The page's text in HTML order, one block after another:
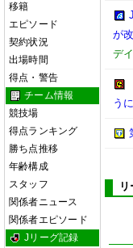
移籍
エピソード
契約状況
出場時間
得点・警告
チーム情報
競技場
得点ランキング
勝ち点推移
年齢構成
スタッフ
関係者ニュース
関係者エピソード
Jリーグ記録
が
デ
うに